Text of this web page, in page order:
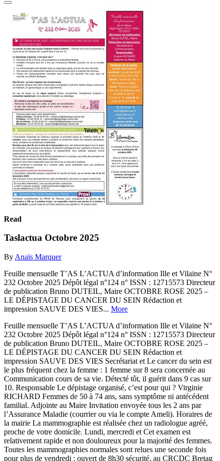
Read
Taslactua Octobre 2025
By Anaïs Marquer
Feuille mensuelle T’AS L’ACTUA d’information Ille et Vilaine N°
232 Octobre 2025 Dépôt légal n°124 n° ISSN : 12715573 Directeur
de publication Bruno DUTEIL, Maire OCTOBRE ROSE 2025 –
LE DÉPISTAGE DU CANCER DU SEIN Rédaction et
impression SAUVE DES VIES... More
Feuille mensuelle T’AS L’ACTUA d’information Ille et Vilaine N°
232 Octobre 2025 Dépôt légal n°124 n° ISSN : 12715573 Directeur
de publication Bruno DUTEIL, Maire OCTOBRE ROSE 2025 –
LE DÉPISTAGE DU CANCER DU SEIN Rédaction et
impression SAUVE DES VIES Secrétariat et Le cancer du sein est
le plus fréquent chez la femme : 1 femme sur 8 sera concernée au
Communication cours de sa vie. Détecté tôt, il guérit dans 9 cas sur
10. Responsable Le dépistage organisé, c’est pour qui ? Virginie
RICHARD Femmes de 50 à 74 ans, sans symptôme ni antécédent
familial. Adjointe au Maire Invitation envoyée tous les 2 ans par
l’Assurance Maladie (courrier ou via le compte Ameli). Horaires de
la mairie La mammographie est réalisée chez un radiologue agréé,
proche de votre domicile. Lundi, mercredi et Cet examen est
relativement rapide et non douloureux pour la majorité des femmes.
Toutes les mammographies normales sont relues une seconde fois
pour plus de vendredi : ouvert de 8h30 sécurité, au CRCDC Bretag